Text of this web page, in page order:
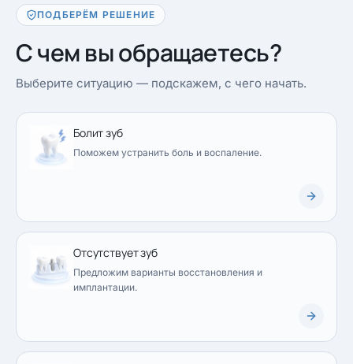
ПОДБЕРЁМ РЕШЕНИЕ
С чем вы обращаетесь?
Выберите ситуацию — подскажем, с чего начать.
Болит зуб
Поможем устранить боль и воспаление.
Отсутствует зуб
Предложим варианты восстановления и
имплантации.